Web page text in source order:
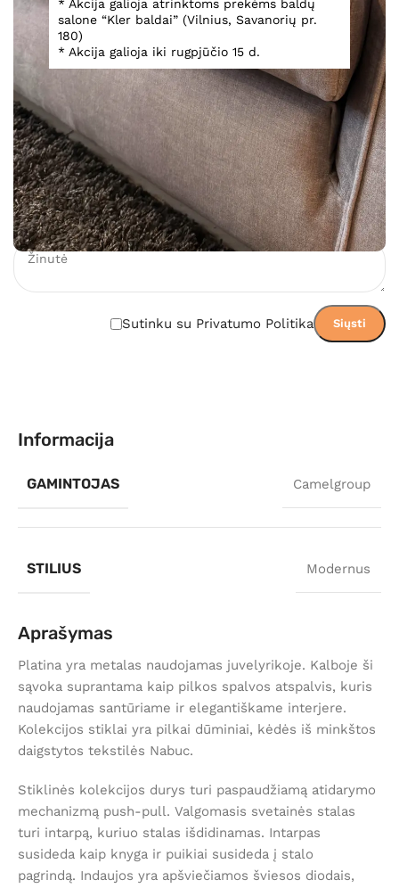
* Akcija galioja atrinktoms prekėms baldų
salone “Kler baldai” (Vilnius, Savanorių pr.
180)
* Akcija galioja iki rugpjūčio 15 d.
Teirautis
Teirautis dėl prekės
Sutinku su Privatumo Politika
Informacija
GAMINTOJAS Camelgroup
STILIUS Modernus
Aprašymas
Platina yra metalas naudojamas juvelyrikoje. Kalboje ši
sąvoka suprantama kaip pilkos spalvos atspalvis, kuris
naudojamas santūriame ir elegantiškame interjere.
Kolekcijos stiklai yra pilkai dūminiai, kėdės iš minkštos
daigstytos tekstilės Nabuc.
Stiklinės kolekcijos durys turi paspaudžiamą atidarymo
mechanizmą push-pull. Valgomasis svetainės stalas
turi intarpą, kuriuo stalas išdidinamas. Intarpas
susideda kaip knyga ir puikiai susideda į stalo
pagrindą. Indaujos yra apšviečiamos šviesos diodais,